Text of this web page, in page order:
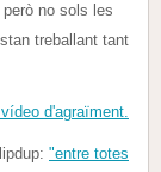
no sols les
treballant tant
d'agraïment.
"entre totes